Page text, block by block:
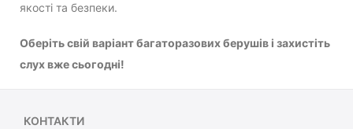
якості та безпеки.
Оберіть свій варіант багаторазових берушів і захистіть
слух вже сьогодні!
КОНТАКТИ